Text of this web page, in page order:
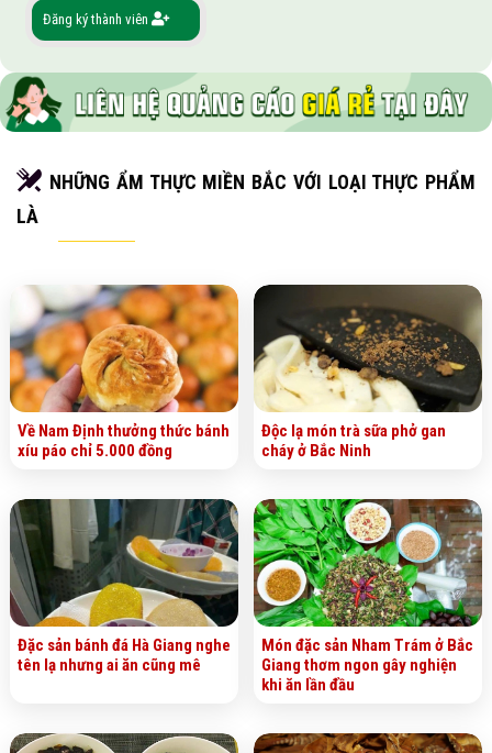
Đăng ký thành viên
NHỮNG ẨM THỰC MIỀN BẮC VỚI LOẠI THỰC PHẨM
LÀ
Về Nam Định thưởng thức bánh
xíu páo chỉ 5.000 đồng
Độc lạ món trà sữa phở gan
cháy ở Bắc Ninh
Đặc sản bánh đá Hà Giang nghe
tên lạ nhưng ai ăn cũng mê
Món đặc sản Nham Trám ở Bắc
Giang thơm ngon gây nghiện
khi ăn lần đầu